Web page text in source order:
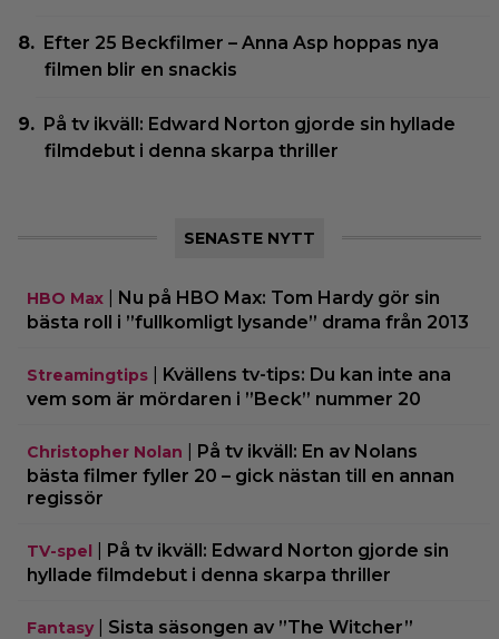
Efter 25 Beckfilmer – Anna Asp hoppas nya
filmen blir en snackis
På tv ikväll: Edward Norton gjorde sin hyllade
filmdebut i denna skarpa thriller
SENASTE NYTT
HBO Max
Nu på HBO Max: Tom Hardy gör sin
bästa roll i ”fullkomligt lysande” drama från 2013
Streamingtips
Kvällens tv-tips: Du kan inte ana
vem som är mördaren i ”Beck” nummer 20
Christopher Nolan
På tv ikväll: En av Nolans
bästa filmer fyller 20 – gick nästan till en annan
regissör
TV-spel
På tv ikväll: Edward Norton gjorde sin
hyllade filmdebut i denna skarpa thriller
Fantasy| Sista säsongen av ”The Witcher”